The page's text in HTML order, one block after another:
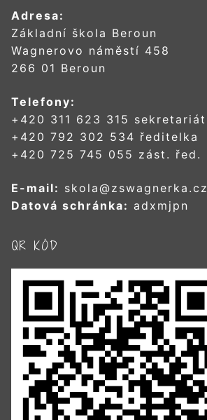
Adresa:
Základní škola Beroun
Wagnerovo náměstí 458
266 01 Beroun
Telefony:
+420 311 623 315 sekretariát
+420 792 302 534 ředitelka
+420 725 745 055 zást. řed.
E-mail: skola@zswagnerka.cz
Datová schránka: adxmjpn
QR KÓD